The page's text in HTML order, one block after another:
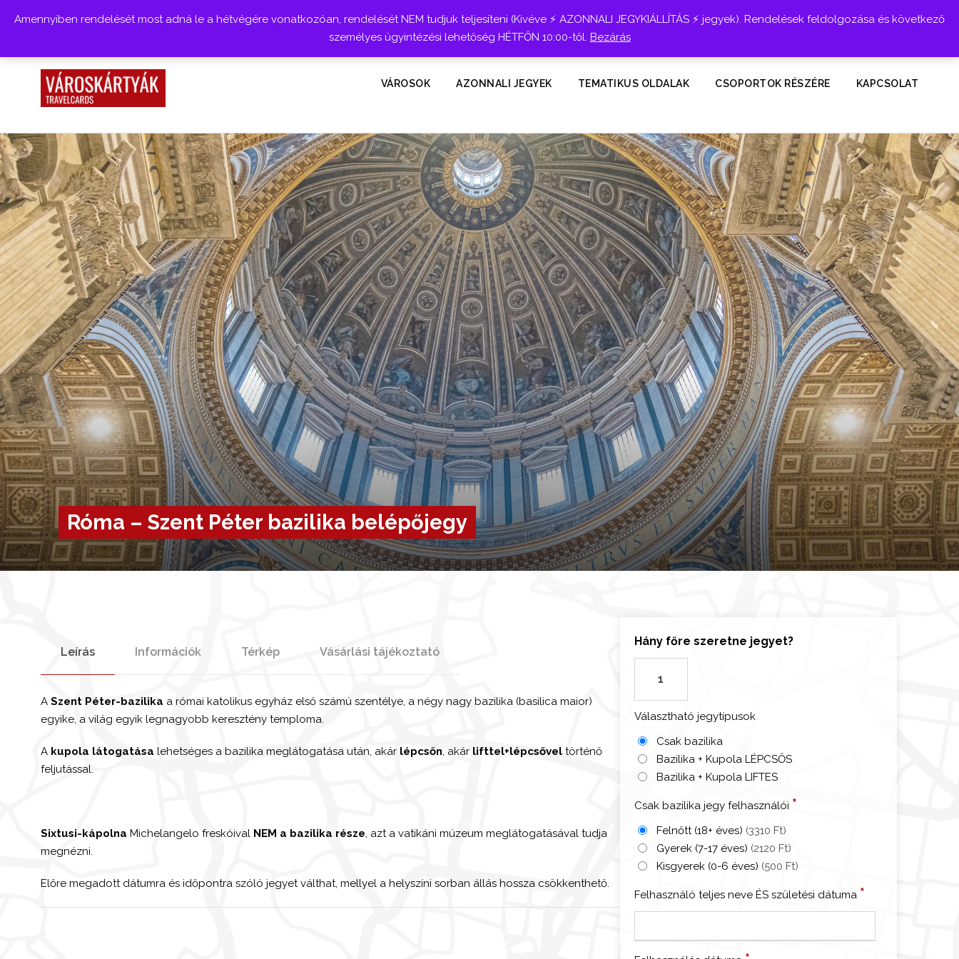
Belépés
VÁROSOK AZONNALI JEGYEK TEMATIKUS OLDALAK CSOPORTOK RÉSZÉRE KAPCSOLAT
Róma – Szent Péter bazilika belépőjegy
Hány főre szeretne jegyet?
m
a
S
z
n
P
é
e
r
Választható jegytípusok
Csak bazilika
Bazilika + Kupola LÉPCSŐS
Bazilika + Kupola LIFTES
Csak bazilika jegy felhasználói *
Felnőtt (18+ éves) (3310 Ft)
Gyerek (7-17 éves) (2120 Ft)
Kisgyerek (0-6 éves) (500 Ft)
Felhasználó teljes neve ÉS születési dátuma *
Leírás Információk Térkép Vásárlási tájékoztató
A Szent Péter-bazilika a római katolikus egyház első számú szentélye, a négy nagy bazilika (basilica maior)
egyike, a világ egyik legnagyobb keresztény temploma.
A kupola látogatása lehetséges a bazilika meglátogatása után, akár lépcsőn , akár lifttel+lépcsővel történő
feljutással.
Sixtusi-kápolna Michelangelo freskóival NEM a bazilika része , azt a vatikáni múzeum meglátogatásával tudja
megnézni.
Előre megadott dátumra és időpontra szóló jegyet válthat, mellyel a helyszíni sorban állás hossza csökkenthető.
Amennyiben rendelését most adná le a hétvégére vonatkozóan, rendelését NEM tudjuk teljesíteni (Kivéve ⚡ AZONNALI JEGYKIÁLLÍTÁS ⚡ jegyek). Rendelések feldolgozása és következő
személyes ügyintézési lehetőség HÉTFŐN 10:00-től. Bezárás